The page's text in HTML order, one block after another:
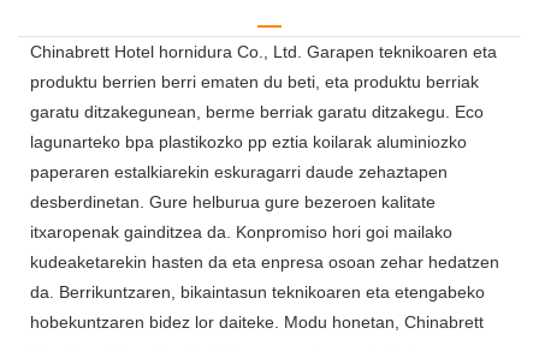
Chinabrett Hotel hornidura Co., Ltd. Garapen teknikoaren eta
produktu berrien berri ematen du beti, eta produktu berriak
garatu ditzakegunean, berme berriak garatu ditzakegu. Eco
lagunarteko bpa plastikozko pp eztia koilarak aluminiozko
paperaren estalkiarekin eskuragarri daude zehaztapen
desberdinetan. Gure helburua gure bezeroen kalitate
itxaropenak gainditzea da. Konpromiso hori goi mailako
kudeaketarekin hasten da eta enpresa osoan zehar hedatzen
da. Berrikuntzaren, bikaintasun teknikoaren eta etengabeko
hobekuntzaren bidez lor daiteke. Modu honetan, Chinabrett